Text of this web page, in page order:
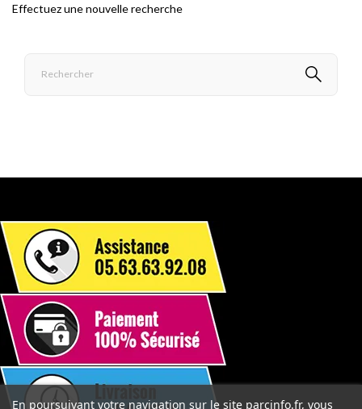
Effectuez une nouvelle recherche
En poursuivant votre navigation sur le site parcinfo.fr, vous